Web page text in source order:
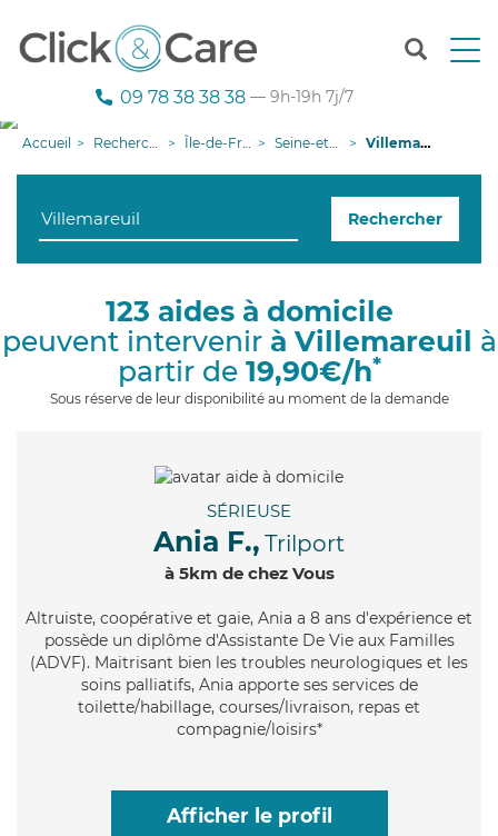
T
n
g
i
09 78 38 38 38 — 9h-19h 7j/7
Accueil Recherche aide à domicile Île-de-France Seine-et-Marne Villemareuil
Rechercher
123 aides à domicile
peuvent intervenir à Villemareuil à
partir de 19,90€/h*
Sous réserve de leur disponibilité au moment de la demande
SÉRIEUSE
Ania F., Trilport
à 5km de chez Vous
Altruiste, coopérative et gaie, Ania a 8 ans d'expérience et
possède un diplôme d'Assistante De Vie aux Familles
(ADVF). Maitrisant bien les troubles neurologiques et les
soins palliatifs, Ania apporte ses services de
toilette/habillage, courses/livraison, repas et
compagnie/loisirs*
Afficher le profil